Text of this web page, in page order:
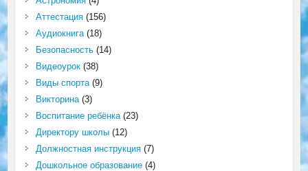
Аттестация(156)
Аудиокнига(18)
Безопасность(14)
Видеоурок(38)
Виды спорта(9)
Викторина(3)
Воспитание ребёнка(23)
Директору школы(12)
Должностная инструкция(7)
Дошкольное образование(4)